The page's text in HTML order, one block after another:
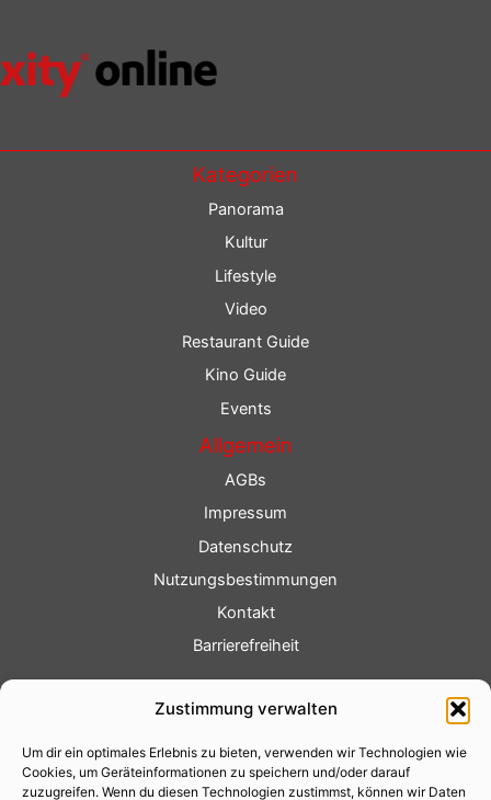
Zustimmung verwalten
Um dir ein optimales Erlebnis zu bieten, verwenden wir Technologien wie
Cookies, um Geräteinformationen zu speichern und/oder darauf
zuzugreifen. Wenn du diesen Technologien zustimmst, können wir Daten
Kategorien
Panorama
Kultur
Lifestyle
Video
Restaurant Guide
Kino Guide
Events
Allgemein
AGBs
Impressum
Datenschutz
Nutzungsbestimmungen
Kontakt
Barrierefreiheit
Fotoservice
Videoservice
Werbung